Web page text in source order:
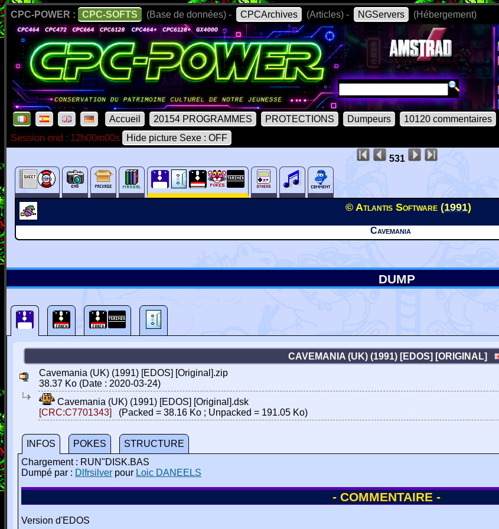
CPC-POWER : CPC-SOFTS (Base de données) - CPCArchives (Articles) - NGServers (Hébergement)
Accueil 20154 PROGRAMMES PROTECTIONS Dumpeurs 10120 commentaires
Session end : 12h00m00s
Hide picture Sexe : OFF
531
© Atlantis Software (1991)
Cavemania
DUMP
CAVEMANIA (UK) (1991) [EDOS] [ORIGINAL]
Cavemania (UK) (1991) [EDOS] [Original].zip
38.37 Ko (Date : 2020-03-24)
Cavemania (UK) (1991) [EDOS] [Original].dsk
[CRC:C7701343]
(Packed = 38.16 Ko ; Unpacked = 191.05 Ko)
INFOS POKES
STRUCTURE
Chargement : RUN"DISK.BAS
Dumpé par : Dlfrsilver pour Loic DANEELS
- COMMENTAIRE -
Version d'EDOS